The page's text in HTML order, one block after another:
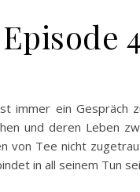
Episode
immer ein Gespräch
und deren Leben
von Tee nicht
in all seinem